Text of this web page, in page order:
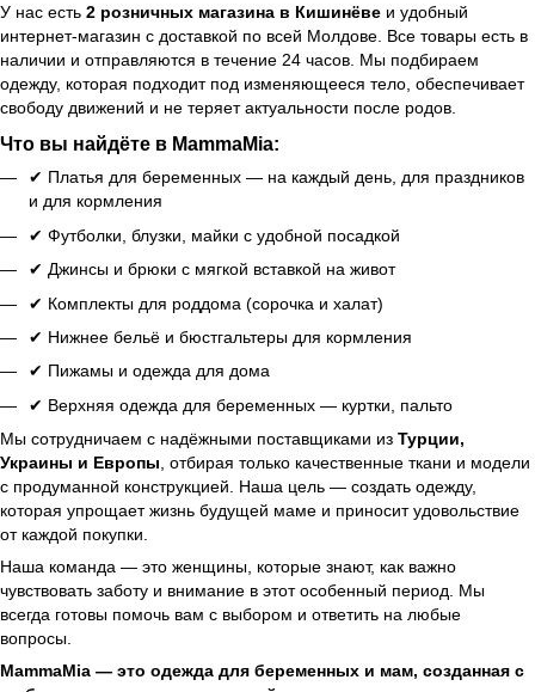
У нас есть 2 розничных магазина в Кишинёве и удобный
интернет-магазин с доставкой по всей Молдове. Все товары есть в
наличии и отправляются в течение 24 часов. Мы подбираем
одежду, которая подходит под изменяющееся тело, обеспечивает
свободу движений и не теряет актуальности после родов.
Что вы найдёте в MammaMia:
✔ Платья для беременных — на каждый день, для праздников
и для кормления
✔ Футболки, блузки, майки с удобной посадкой
✔ Джинсы и брюки с мягкой вставкой на живот
✔ Комплекты для роддома (сорочка и халат)
✔ Нижнее бельё и бюстгальтеры для кормления
✔ Пижамы и одежда для дома
✔ Верхняя одежда для беременных — куртки, пальто
Мы сотрудничаем с надёжными поставщиками из Турции,
Украины и Европы, отбирая только качественные ткани и модели
с продуманной конструкцией. Наша цель — создать одежду,
которая упрощает жизнь будущей маме и приносит удовольствие
от каждой покупки.
Наша команда — это женщины, которые знают, как важно
чувствовать заботу и внимание в этот особенный период. Мы
всегда готовы помочь вам с выбором и ответить на любые
вопросы.
MammaMia — это одежда для беременных и мам, созданная с